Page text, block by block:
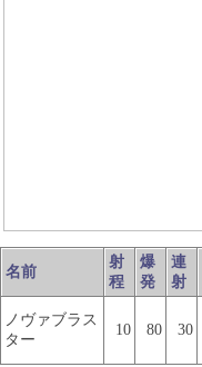
名前
射
程
爆
発
連
射
ノヴァブラス
ター
10 80 30